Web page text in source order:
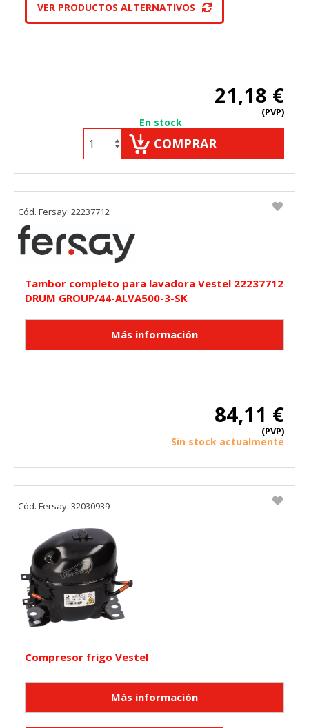
VER PRODUCTOS ALTERNATIVOS
21,18 €
(PVP)
En stock
COMPRAR
Tambor completo para lavadora Vestel 22237712
DRUM GROUP/44-ALVA500-3-SK
84,11 €
(PVP)
Sin stock actualmente
Cód. Fersay: 22237712
Compresor frigo Vestel
Cód. Fersay: 32030939
CONFIGURACIÓN DE COOKIES